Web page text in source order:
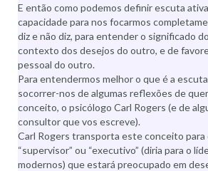
E então como podemos definir escuta
capacidade para nos focarmos
diz e não diz, para entender o significado
contexto dos desejos do outro, e de
pessoal do outro.
Para entendermos melhor o que é a
socorrer-nos de algumas reflexões de
conceito, o psicólogo Carl Rogers (e de
consultor que vos escreve).
Carl Rogers transporta este conceito para
“supervisor” ou “executivo” (diria para o
modernos) que estará preocupado em